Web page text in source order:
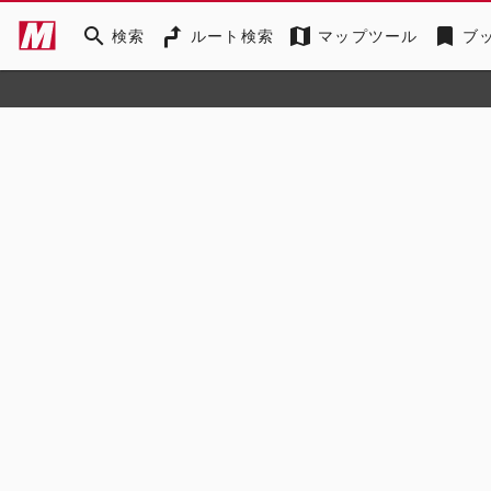
search 検索 ルート検索 map マップツール bookmark ブ